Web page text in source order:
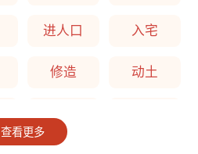
进人口 入宅
修造 动土
查看更多